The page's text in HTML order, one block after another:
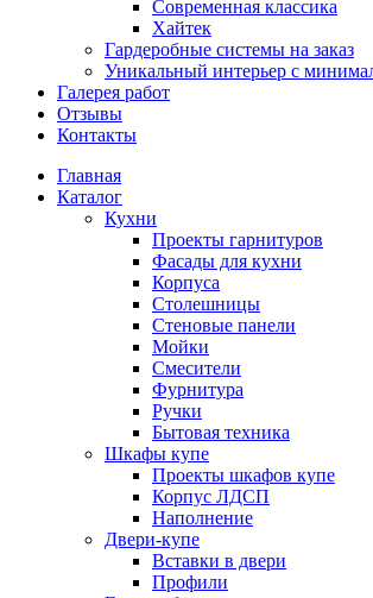
Современная классика
Хайтек
Гардеробные системы на заказ
Уникальный интерьер с
Галерея работ
Отзывы
Контакты
Главная
Каталог
Кухни
Проекты гарнитуров
Фасады для кухни
Корпуса
Столешницы
Стеновые панели
Мойки
Смесители
Фурнитура
Ручки
Бытовая техника
Шкафы купе
Проекты шкафов купе
Корпус ЛДСП
Наполнение
Двери-купе
Вставки в двери
Профили